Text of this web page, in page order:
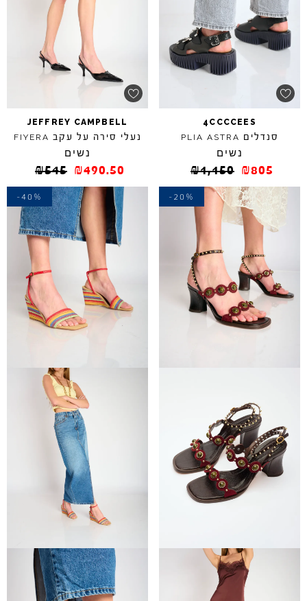
4CCCCEES
סנדלים PLIA ASTRA
נשים
₪1,150 ₪805
JEFFREY CAMPBELL
נעלי סירה על עקב FIYERA
נשים
₪545 ₪490.50
-20%
-40%